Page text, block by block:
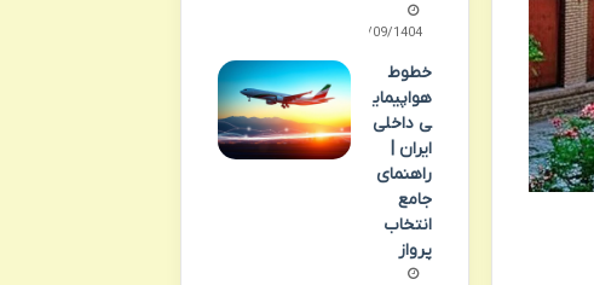
23/09/1404
خطوط
هواپیمای
ی داخلی
ایران |
راهنمای
جامع
انتخاب
پرواز